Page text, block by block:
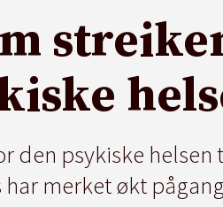
den psykiske helsen
har merket økt